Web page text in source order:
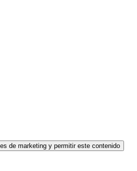
de marketing y permitir este contenido